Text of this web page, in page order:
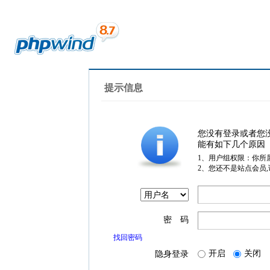
提示信息
您没有登录或者您
能有如下几个原因
1、用户组权限：你所
2、您还不是站点会员
密 码
找回密码
隐身登录 开启 关闭